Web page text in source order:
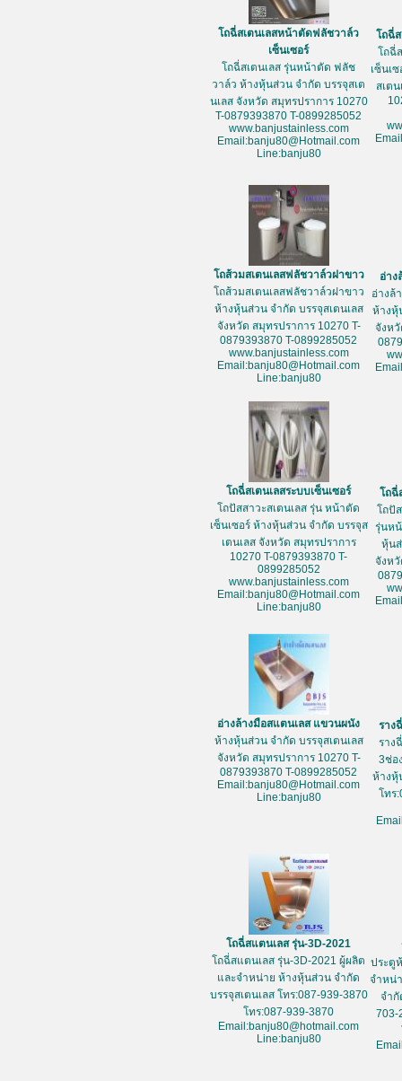
โถฉี่สเตนเลสหน้าตัดฟลัชวาล์ว
เซ็นเซอร์
โถฉี่สเตนเลส รุ่นหน้าตัด ฟลัช
วาล์ว ห้างหุ้นส่วน จำกัด บรรจุสเต
นเลส จังหวัด สมุทรปราการ 10270
T-0879393870 T-0899285052
www.banjustainless.com
Email:banju80@Hotmail.com
Line:banju80
โถฉี่
โถฉี่
เซ็นเ
สเต
โถส้วมสเตนเลสฟลัชวาล์วฝาขาว
โถส้วมสเตนเลสฟลัชวาล์วฝาขาว
ห้างหุ้นส่วน จำกัด บรรจุสเตนเลส
จังหวัด สมุทรปราการ 10270 T-
0879393870 T-0899285052
www.banjustainless.com
Email:banju80@Hotmail.com
Line:banju80
อ่าง
อ่างล้
ห้างหุ้
จังห
โถฉี่สเตนเลสระบบเซ็นเซอร์
โถปัสสาวะสเตนเลส รุ่น หน้าตัด
เซ็นเซอร์ ห้างหุ้นส่วน จำกัด บรรจุส
เตนเลส จังหวัด สมุทรปราการ
10270 T-0879393870 T-
0899285052
www.banjustainless.com
Email:banju80@Hotmail.com
Line:banju80
โถฉี่
โถปั
รุ่นห
หุ้น
จังห
อ่างล้างมือสแตนเลส แขวนผนัง
ห้างหุ้นส่วน จำกัด บรรจุสเตนเลส
จังหวัด สมุทรปราการ 10270 T-
0879393870 T-0899285052
Email:banju80@Hotmail.com
Line:banju80
ราง
ราง
3ช่อ
ห้างหุ้
โทร
โถฉี่สแตนเลส รุ่น-3D-2021
โถฉี่สแตนเลส รุ่น-3D-2021 ผู้ผลิต
และจำหน่าย ห้างหุ้นส่วน จำกัด
บรรจุสเตนเลส โทร:087-939-3870
โทร:087-939-3870
Email:banju80@hotmail.com
Line:banju80
ประตู
จำหน่
จำกั
703-